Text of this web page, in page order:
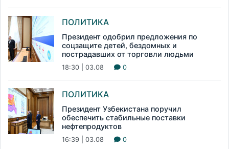
ПОЛИТИКА
Президент одобрил предложения по
соцзащите детей, бездомных и
пострадавших от торговли людьми
18:30 | 03.08 0
ПОЛИТИКА
Президент Узбекистана поручил
обеспечить стабильные поставки
нефтепродуктов
16:39 | 03.08 0